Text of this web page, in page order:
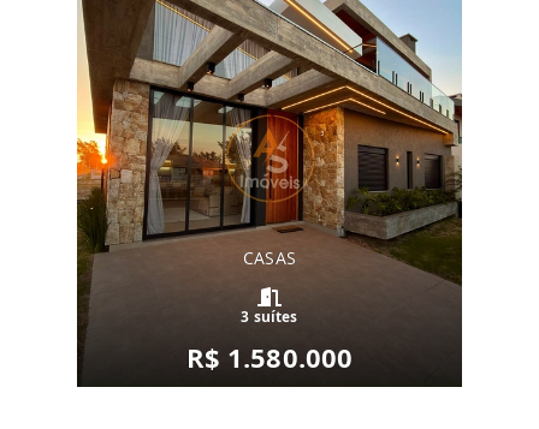
CASAS
3 suítes
R$ 1.580.000